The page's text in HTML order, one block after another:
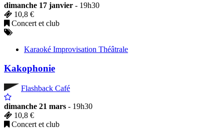
dimanche 17 janvier - 19h30
10,8 €
Concert et club
Karaoké Improvisation Théâtrale
Kakophonie
Flashback Café
dimanche 21 mars - 19h30
10,8 €
Concert et club